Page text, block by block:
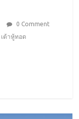
0 Comment
เต้าหู้ทอด